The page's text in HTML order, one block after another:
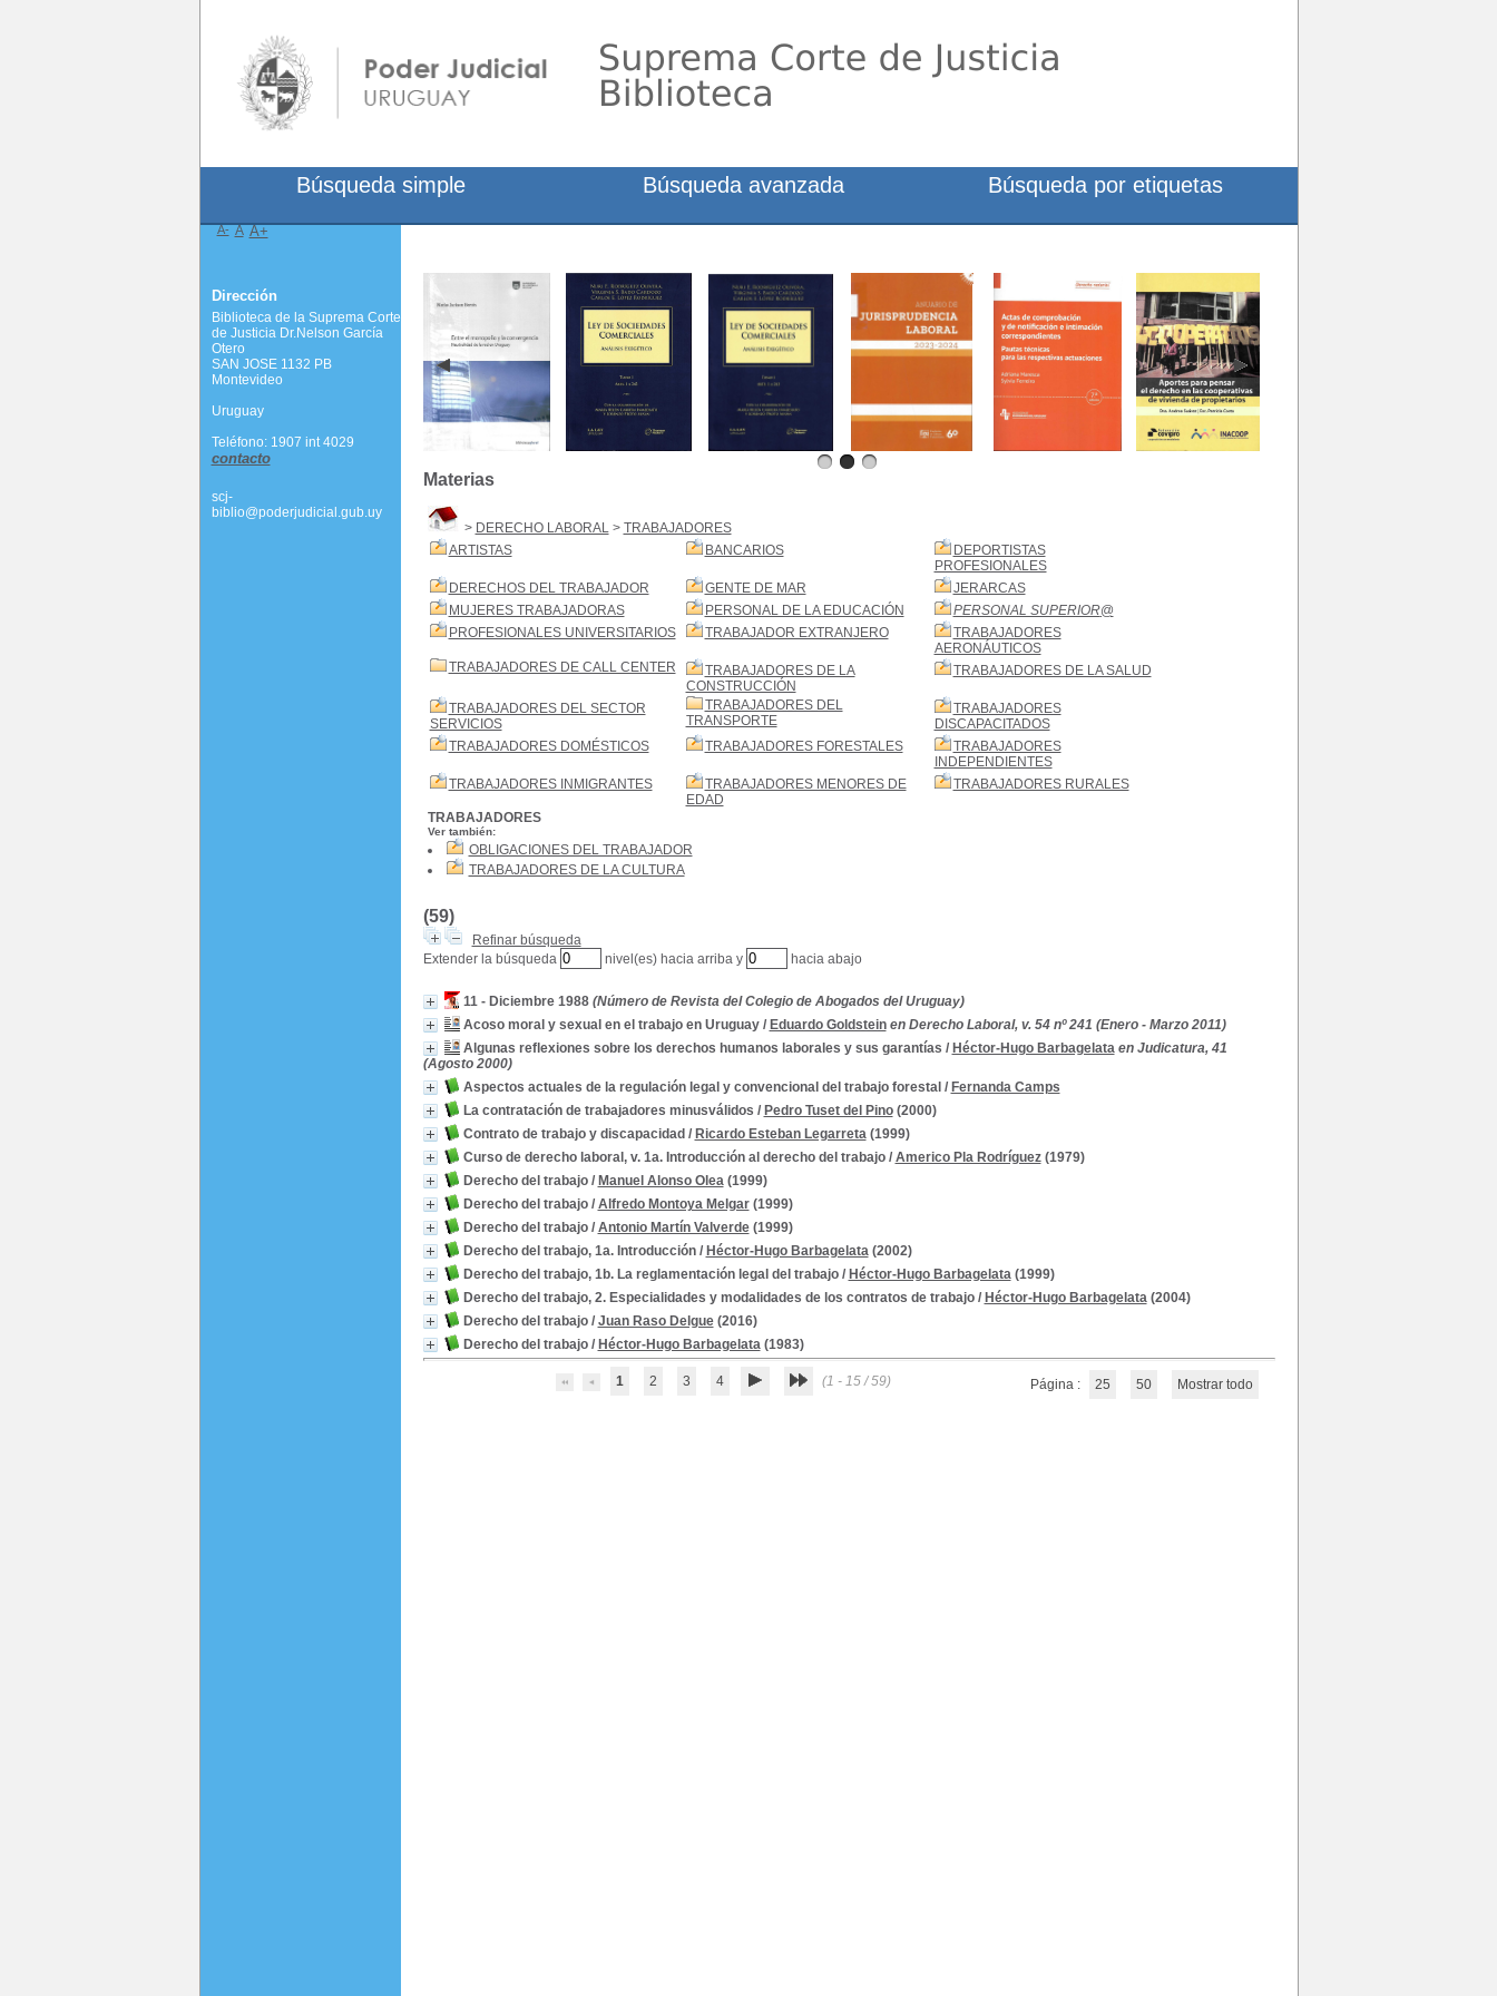
Materias
> DERECHO LABORAL> TRABAJADORES
ARTISTAS
BANCARIOS
DEPORTISTAS
PROFESIONALES
DERECHOS DEL TRABAJADOR
GENTE DE MAR
JERARCAS
MUJERES TRABAJADORAS
PERSONAL DE LA EDUCACIÓN PERSONAL SUPERIOR@
PROFESIONALES UNIVERSITARIOS
TRABAJADOR EXTRANJERO
TRABAJADORES
AERONÁUTICOS
TRABAJADORES DE CALL CENTER
TRABAJADORES DE LA
CONSTRUCCIÓN
TRABAJADORES DE LA SALUD
TRABAJADORES DEL SECTOR
SERVICIOS
TRABAJADORES DEL
TRANSPORTE
TRABAJADORES
DISCAPACITADOS
TRABAJADORES DOMÉSTICOS
TRABAJADORES FORESTALES
TRABAJADORES
INDEPENDIENTES
TRABAJADORES INMIGRANTES
TRABAJADORES MENORES DE
EDAD
TRABAJADORES RURALES
TRABAJADORES
Ver también:
OBLIGACIONES DEL TRABAJADOR
TRABAJADORES DE LA CULTURA
(59)
Refinar búsqueda
Extender la búsqueda
nivel(es) hacia arriba y hacia abajo
11 - Diciembre 1988(Número de Revista del Colegio de Abogados del Uruguay)
Acoso moral y sexual en el trabajo en Uruguay/ Eduardo Goldstein en Derecho Laboral, v. 54 nº 241 (Enero - Marzo 2011)
Algunas reflexiones sobre los derechos humanos laborales y sus garantías / Héctor-Hugo Barbagelata en Judicatura, 41
(Agosto 2000)
Aspectos actuales de la regulación legal y convencional del trabajo forestal / Fernanda Camps
La contratación de trabajadores minusválidos / Pedro Tuset del Pino(2000)
Contrato de trabajo y discapacidad / Ricardo Esteban Legarreta(1999)
Curso de derecho laboral, v. 1a. Introducción al derecho del trabajo/ Americo Pla Rodríguez(1979)
Derecho del trabajo/ Manuel Alonso Olea(1999)
Derecho del trabajo/ Alfredo Montoya Melgar(1999)
Derecho del trabajo/ Antonio Martín Valverde(1999)
Derecho del trabajo, 1a. Introducción/ Héctor-Hugo Barbagelata(2002)
Derecho del trabajo, 1b. La reglamentación legal del trabajo/ Héctor-Hugo Barbagelata(1999)
Derecho del trabajo, 2. Especialidades y modalidades de los contratos de trabajo/ Héctor-Hugo Barbagelata(2004)
Derecho del trabajo/ Juan Raso Delgue(2016)
Derecho del trabajo/ Héctor-Hugo Barbagelata(1983)
1 2 3 4 (1 - 15 / 59) Página : 25 50 Mostrar todo
Búsqueda simple Búsqueda avanzada Búsqueda por etiquetas
A- A A+
Dirección
Biblioteca de la Suprema Corte
de Justicia Dr.Nelson García
Otero
SAN JOSE 1132 PB
Montevideo
Uruguay
Teléfono: 1907 int 4029
contacto
scj-
biblio@poderjudicial.gub.uy